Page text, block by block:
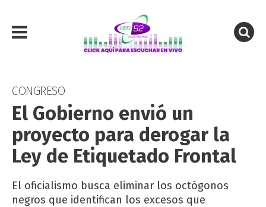
CONGRESO
El Gobierno envió un
proyecto para derogar la
Ley de Etiquetado Frontal
El oficialismo busca eliminar los octógonos
negros que identifican los excesos que